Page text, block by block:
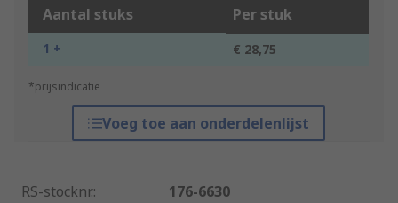
Aantal stuks Per stuk
1 + € 28,75
*prijsindicatie
Voeg toe aan onderdelenlijst
RS-stocknr.:
176-6630